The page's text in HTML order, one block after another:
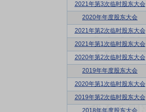
2021年第3次临时股东大会
2020年年度股东大会
2021年第2次临时股东大会
2021年第1次临时股东大会
2020年第2次临时股东大会
2019年年度股东大会
2020年第1次临时股东大会
2019年第2次临时股东大会
2018年年度股东大会